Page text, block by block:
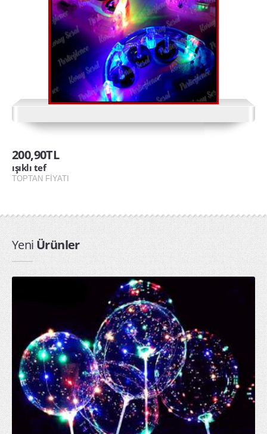
ışıklı tabanca
Işıklı Taçlar
ışıklı tef
kullan at yağmurluk toptan
PARTİ ÜRÜNLERİ
arı kanadı
Kapı Duvar Süsleri
Parti Balonları
Parti Fenerleri
Parti Gözlükleri
Parti Kanatları
Parti Taçları
Peçeteler
pon pon ponpon gösteri ponponu
uğur böceği kanadı
200,90TL
ışıklı tef
TOPTAN FİYATI
YeniÜrünler